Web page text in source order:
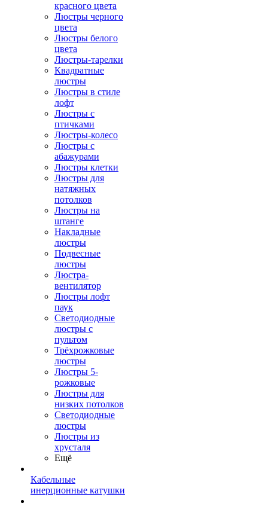
красного цвета
Люстры черного
цвета
Люстры белого
цвета
Люстры-тарелки
Квадратные
люстры
Люстры в стиле
лофт
Люстры с
птичками
Люстры-колесо
Люстры с
абажурами
Люстры клетки
Люстры для
натяжных
потолков
Люстры на
штанге
Накладные
люстры
Подвесные
люстры
Люстра-
вентилятор
Люстры лофт
паук
Светодиодные
люстры с
пультом
Трёхрожковые
люстры
Люстры 5-
рожковые
Люстры для
низких потолков
Cветодиодные
люстры
Люстры из
хрусталя
Ещё
Кабельные
инерционные катушки